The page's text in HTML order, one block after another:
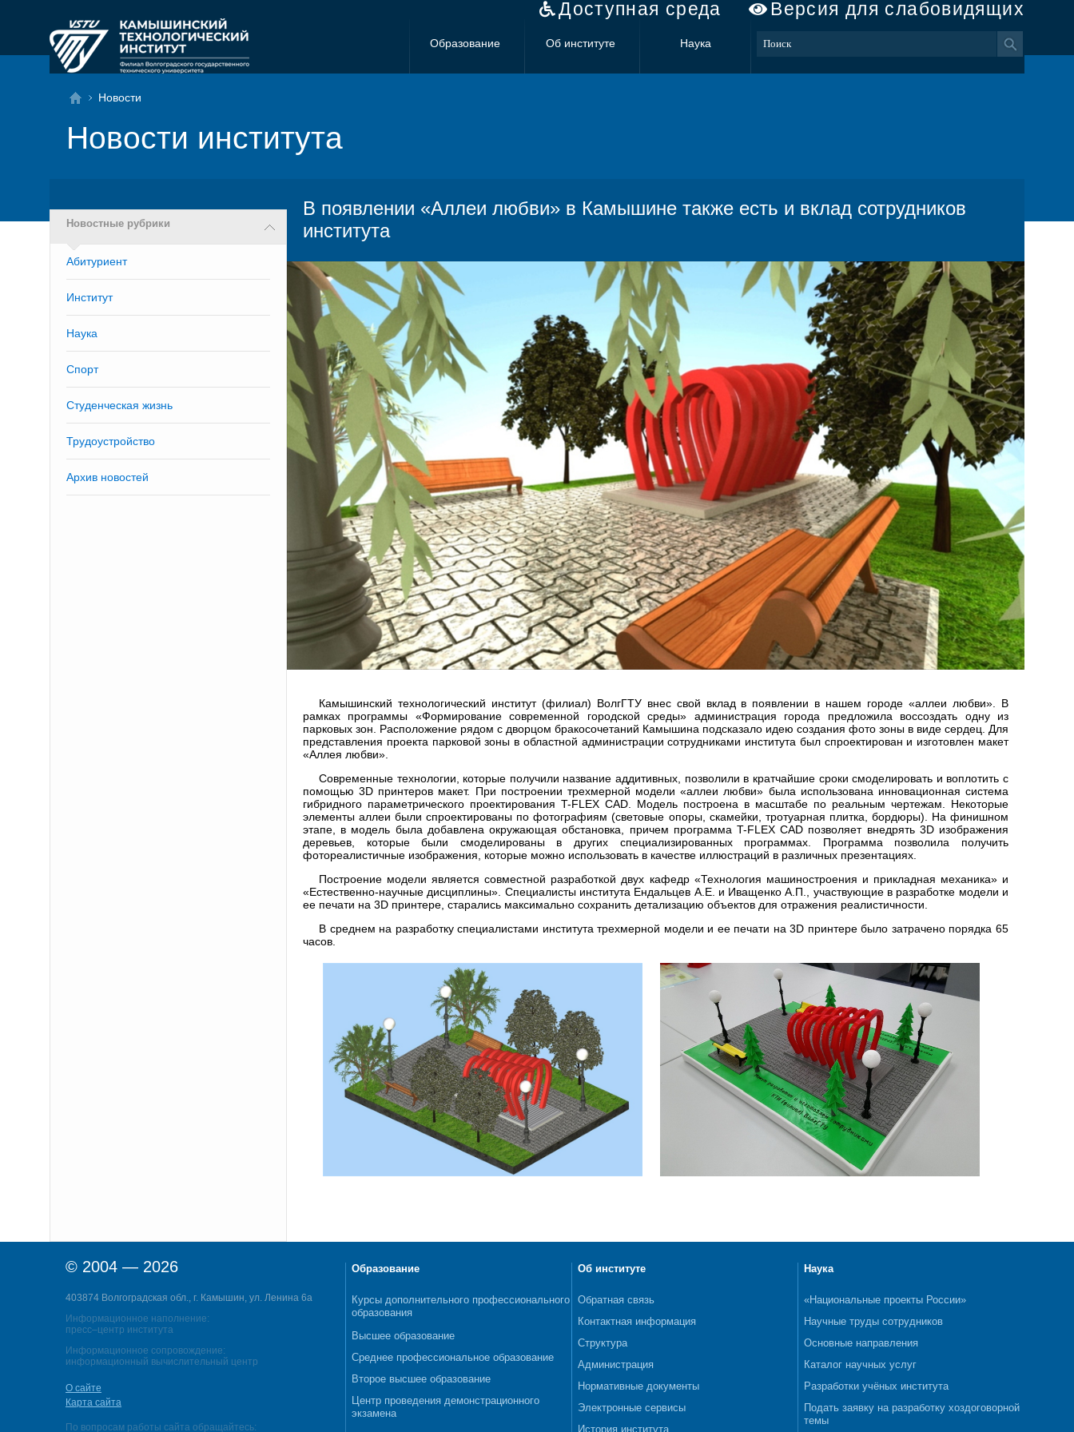
Доступная среда Версия для слабовидящих
Образование Об институте Наука
Новости
Новости института
Новостные рубрики
Абитуриент
Институт
Наука
Спорт
Студенческая жизнь
Трудоустройство
Архив новостей
В появлении «Аллеи любви» в Камышине также есть и вклад сотрудников
института
Камышинский технологический институт (филиал) ВолгГТУ внес свой вклад в появлении в нашем городе «аллеи любви». В
рамках программы «Формирование современной городской среды» администрация города предложила воссоздать одну из
парковых зон. Расположение рядом с дворцом бракосочетаний Камышина подсказало идею создания фото зоны в виде сердец. Для
представления проекта парковой зоны в областной администрации сотрудниками института был спроектирован и изготовлен макет
«Аллея любви».
Современные технологии, которые получили название аддитивных, позволили в кратчайшие сроки смоделировать и воплотить с
помощью 3D принтеров макет. При построении трехмерной модели «аллеи любви» была использована инновационная система
гибридного параметрического проектирования T-FLEX CAD. Модель построена в масштабе по реальным чертежам. Некоторые
элементы аллеи были спроектированы по фотографиям (световые опоры, скамейки, тротуарная плитка, бордюры). На финишном
этапе, в модель была добавлена окружающая обстановка, причем программа T-FLEX CAD позволяет внедрять 3D изображения
деревьев, которые были смоделированы в других специализированных программах. Программа позволила получить
фотореалистичные изображения, которые можно использовать в качестве иллюстраций в различных презентациях.
Построение модели является совместной разработкой двух кафедр «Технология машиностроения и прикладная механика» и
«Естественно-научные дисциплины». Специалисты института Ендальцев А.Е. и Иващенко А.П., участвующие в разработке модели и
ее печати на 3D принтере, старались максимально сохранить детализацию объектов для отражения реалистичности.
В среднем на разработку специалистами института трехмерной модели и ее печати на 3D принтере было затрачено порядка 65
часов.
© 2004 — 2026
403874 Волгоградская обл., г. Камышин, ул. Ленина 6а
Информационное наполнение:
пресс–центр института
Информационное сопровождение:
информационный вычислительный центр
О сайте
Карта сайта
По вопросам работы сайта обращайтесь:
Образование
Курсы дополнительного профессионального
образования
Высшее образование
Среднее профессиональное образование
Второе высшее образование
Центр проведения демонстрационного
экзамена
Об институте
Обратная связь
Контактная информация
Структура
Администрация
Нормативные документы
Электронные сервисы
История института
Наука
«Национальные проекты России»
Научные труды сотрудников
Основные направления
Каталог научных услуг
Разработки учёных института
Подать заявку на разработку хоздоговорной
темы